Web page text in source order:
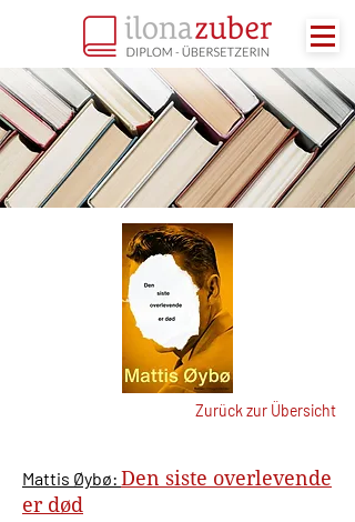
Zurück zur Übersicht
Mattis Øybø: Den siste overlevende
er død